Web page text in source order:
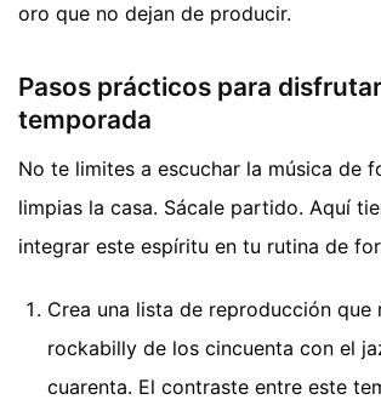
oro que no dejan de producir.
Pasos prácticos para
temporada
No te limites a escuchar la música de
limpias la casa. Sácale partido. Aquí
integrar este espíritu en tu rutina de
Crea una lista de reproducción que
rockabilly de los cincuenta con el
cuarenta. El contraste entre este